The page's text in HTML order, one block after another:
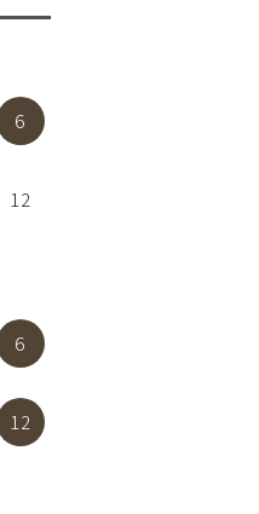
6
12
6
12